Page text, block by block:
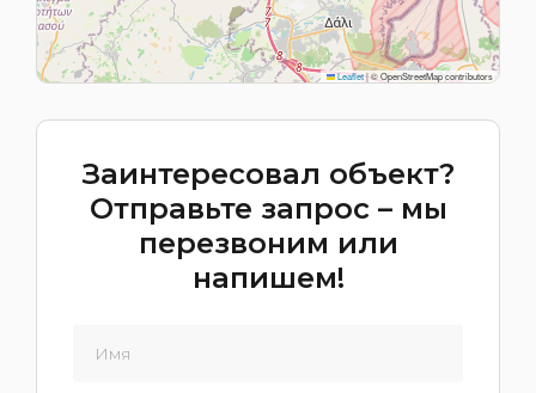
Leaflet|© OpenStreetMap contributors
Заинтересовал объект?
Отправьте запрос – мы
перезвоним или
напишем!